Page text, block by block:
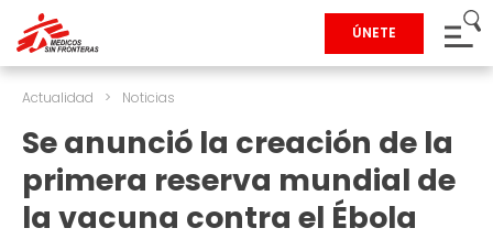
ÚNETE
Actualidad > Noticias
Se anunció la creación de la
primera reserva mundial de
la vacuna contra el Ébola